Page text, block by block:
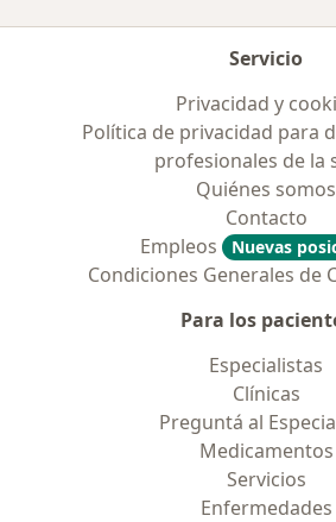
Servicio
Privacidad y
Política de privacidad para
profesionales de la
Quiénes somos
Contacto
Empleos
Nuevas
Condiciones Generales de
Para los
Especialistas
Clínicas
Preguntá al
Medicamentos
Servicios
Enfermedades